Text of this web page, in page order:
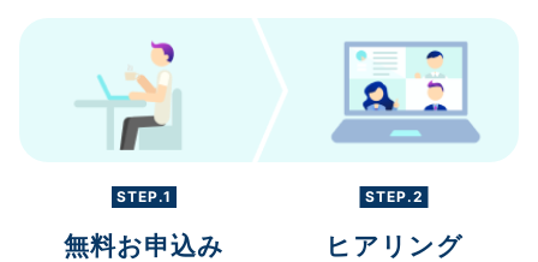
STEP.1
無料お申込み
STEP.2
ヒアリング